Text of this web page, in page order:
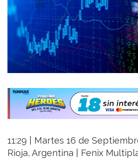
11:29 | Martes 16 de
Rioja, Argentina | Fenix